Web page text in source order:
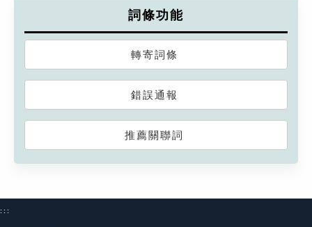
詞條功能
轉寄詞條
錯誤通報
推薦關聯詞
:::